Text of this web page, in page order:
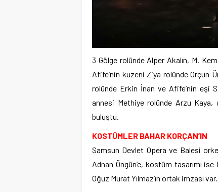
3 Gölge rolünde Alper Akalın, M.
Afife’nin kuzeni Ziya rolünde Orçun
rolünde Erkin İnan ve Afife’nin eşi
annesi Methiye rolünde Arzu
buluştu.
KOSTÜMLER BAHAR KORÇAN’IN
Samsun Devlet Opera ve Balesi
Adnan Öngün’e, kostüm tasarımı
Oğuz Murat Yılmaz’ın ortak imzası var.